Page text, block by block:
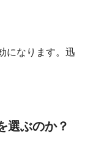
になります。迅
選ぶのか？